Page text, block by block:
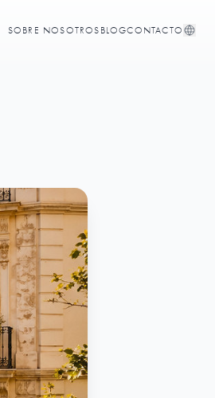
SOBRE NOSOTROS BLOGCONTACTO